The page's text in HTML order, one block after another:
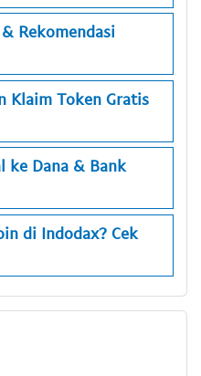
Rekomendasi
Klaim Token Gratis
ke Dana & Bank
di Indodax? Cek